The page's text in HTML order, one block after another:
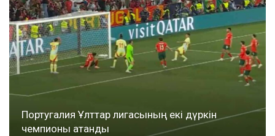
Португалия Ұлттар лигасының екі дүркін
чемпионы атанды